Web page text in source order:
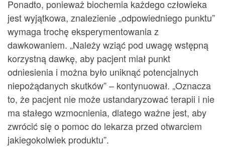
Ponadto, ponieważ biochemia każdego człowieka
jest wyjątkowa, znalezienie „odpowiedniego punktu”
wymaga trochę eksperymentowania z
dawkowaniem. „Należy wziąć pod uwagę wstępną
korzystną dawkę, aby pacjent miał punkt
odniesienia i można było uniknąć potencjalnych
niepożądanych skutków” – kontynuował. „Oznacza
to, że pacjent nie może ustandaryzować terapii i nie
ma stałego wzmocnienia, dlatego ważne jest, aby
zwrócić się o pomoc do lekarza przed otwarciem
jakiegokolwiek produktu”.